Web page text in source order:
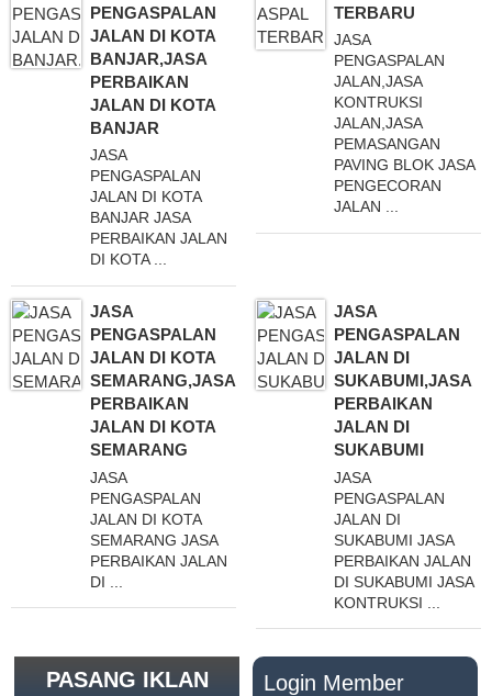
PENGASPALAN
JALAN DI KOTA
BANJAR,JASA
PERBAIKAN
JALAN DI KOTA
BANJAR
JASA
PENGASPALAN
JALAN DI KOTA
BANJAR JASA
PERBAIKAN JALAN
DI KOTA ...
TERBARU
JASA
PENGASPALAN
JALAN,JASA
KONTRUKSI
JALAN,JASA
PEMASANGAN
PAVING BLOK JASA
PENGECORAN
JALAN ...
JASA
PENGASPALAN
JALAN DI KOTA
SEMARANG,JASA
PERBAIKAN
JALAN DI KOTA
SEMARANG
JASA
PENGASPALAN
JALAN DI KOTA
SEMARANG JASA
PERBAIKAN JALAN
DI ...
JASA
PENGASPALAN
JALAN DI
SUKABUMI,JASA
PERBAIKAN
JALAN DI
SUKABUMI
JASA
PENGASPALAN
JALAN DI
SUKABUMI JASA
PERBAIKAN JALAN
DI SUKABUMI JASA
KONTRUKSI ...
PASANG IKLAN
Login Member